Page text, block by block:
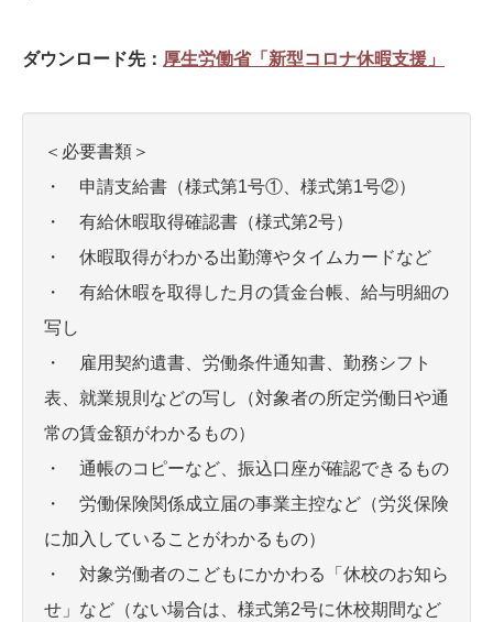
ダウンロード先： 厚生労働省「新型コロナ休暇支援」
＜必要書類＞
・ 申請支給書（様式第1号①、様式第1号②）
・ 有給休暇取得確認書（様式第2号）
・ 休暇取得がわかる出勤簿やタイムカードなど
・ 有給休暇を取得した月の賃金台帳、給与明細の
写し
・ 雇用契約遺書、労働条件通知書、勤務シフト
表、就業規則などの写し（対象者の所定労働日や通
常の賃金額がわかるもの）
・ 通帳のコピーなど、振込口座が確認できるもの
・ 労働保険関係成立届の事業主控など（労災保険
に加入していることがわかるもの）
・ 対象労働者のこどもにかかわる「休校のお知ら
せ」など（ない場合は、様式第2号に休校期間など